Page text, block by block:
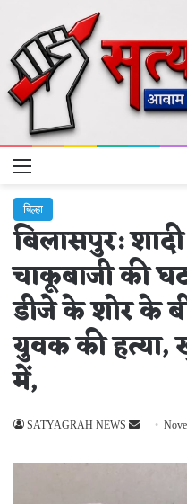
Menu
बिल्हा
बिलासपुर:
चाकूबाजी की
डीजे के शोर के
युवक की हत्या,
में,
SATYAGRAH NEWS
Send